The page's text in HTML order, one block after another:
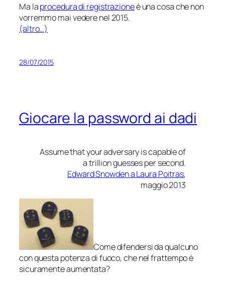
Ma laprocedura di registrazioneè una cosa che non
vorremmo mai vedere nel 2015.
(altro…)
28/07/2015
Giocare la password ai dadi
Assume that your adversary is capable of
a trillion guesses per second.
Edward Snowden a Laura Poitras,
maggio 2013
Come difendersi da qualcuno
con questa potenza di fuoco, che nel frattempo è
sicuramente aumentata?